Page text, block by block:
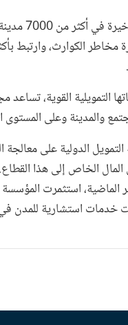
التمويلية القوية،
والمدينة وعلى المستوى
الدولية على معالجة
الخاص إلى هذا
استشارية للمدن في أكثر